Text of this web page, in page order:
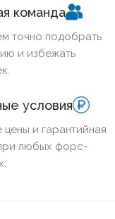
команда
точно подобрать
и избежать
условия
цены и гарантийная
любых форс-